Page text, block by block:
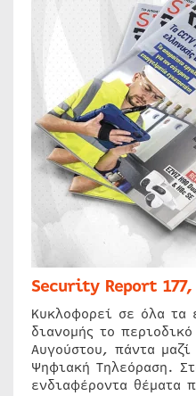
Security Report 177,
Κυκλοφορεί σε όλα τα
διανομής το
Αυγούστου, πάντα
Ψηφιακή Τηλεόραση.
ενδιαφέροντα θέματα